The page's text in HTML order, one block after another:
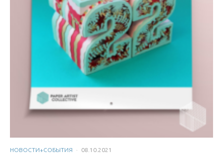
НОВОСТИ+СОБЫТИЯ · 08.10.2021